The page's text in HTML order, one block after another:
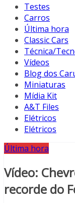
Testes
Carros
Última hora
Classic Cars
Técnica/
Vídeos
Blog dos
Miniaturas
Mídia Kit
A&T Files
Elétricos
Elétricos
Última hora
Vídeo:
recorde do